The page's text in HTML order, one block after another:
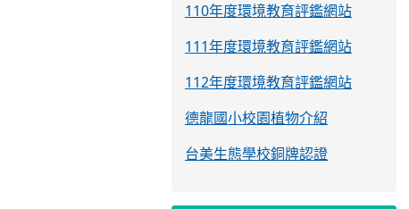
110年度環境教育評鑑網站
111年度環境教育評鑑網站
112年度環境教育評鑑網站
德龍國小校園植物介紹
台美生態學校銅牌認證